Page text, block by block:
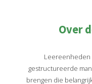
Over
Leereenheden
gestructureerde
brengen die